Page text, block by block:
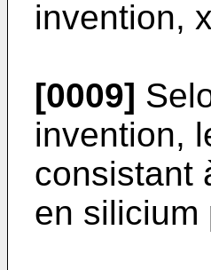
invention,
[0009]
invention,
consistant
en silicium